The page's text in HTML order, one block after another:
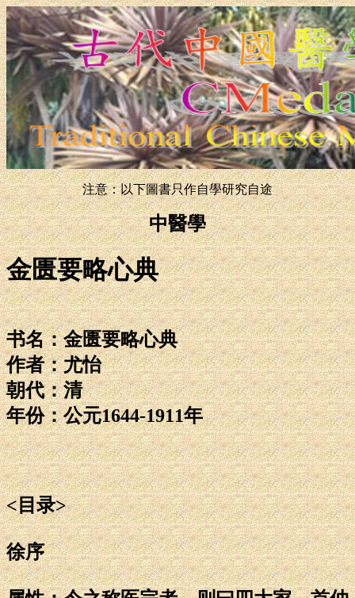
注意：以下圖書只作自學研究自途
中醫學
金匮要略心典
书名：金匮要略心典
作者：尤怡
朝代：清
年份：公元1644-1911年
<目录>
徐序